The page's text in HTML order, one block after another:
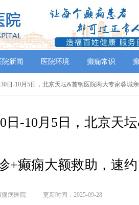
院新闻 医院环境 癫痫常识
日-10月5日，北京天坛&首钢医院两大专家蓉城
日-10月5日，北京天
+癫痫大额救助，速约
病医院 更新时间：2025-09-28